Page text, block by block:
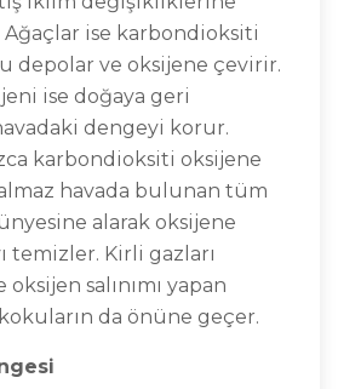
ise karbondioksiti
depolar ve oksijene çevirir.
ise doğaya geri
dengeyi korur.
karbondioksiti oksijene
havada bulunan tüm
alarak oksijene
temizler. Kirli gazları
salınımı yapan
da önüne geçer.